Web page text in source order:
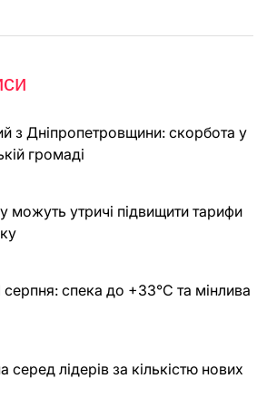
з Дніпропетровщини: скорбота у
громаді
можуть утричі підвищити тарифи
серпня: спека до +33°C та мінлива
лідерів за кількістю нових